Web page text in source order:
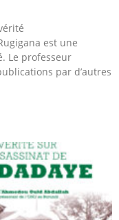
est une
Le professeur
par d’autres